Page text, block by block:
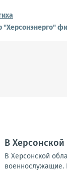
"Херсонэнерго"
В
В Херсонской
военнослужащие.